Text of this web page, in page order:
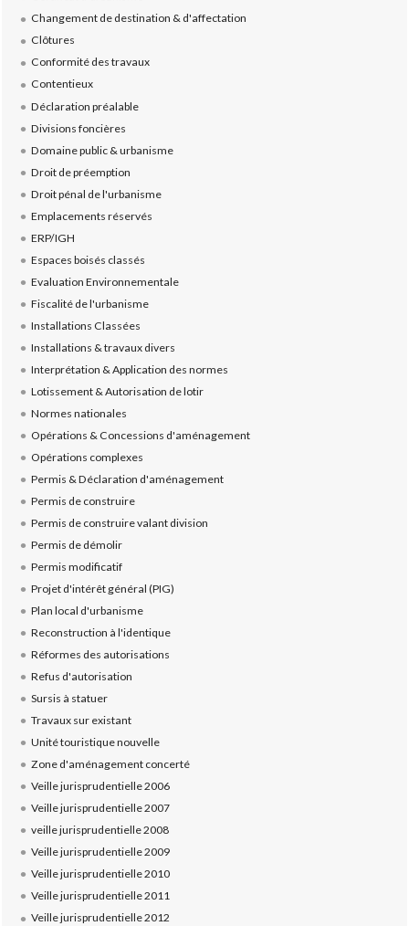
Changement de destination & d'affectation
Clôtures
Conformité des travaux
Contentieux
Déclaration préalable
Divisions foncières
Domaine public & urbanisme
Droit de préemption
Droit pénal de l'urbanisme
Emplacements réservés
ERP/IGH
Espaces boisés classés
Evaluation Environnementale
Fiscalité de l'urbanisme
Installations Classées
Installations & travaux divers
Interprétation & Application des normes
Lotissement & Autorisation de lotir
Normes nationales
Opérations & Concessions d'aménagement
Opérations complexes
Permis & Déclaration d'aménagement
Permis de construire
Permis de construire valant division
Permis de démolir
Permis modificatif
Projet d'intérêt général (PIG)
Plan local d'urbanisme
Reconstruction à l'identique
Réformes des autorisations
Refus d'autorisation
Sursis à statuer
Travaux sur existant
Unité touristique nouvelle
Zone d'aménagement concerté
Veille jurisprudentielle 2006
Veille jurisprudentielle 2007
veille jurisprudentielle 2008
Veille jurisprudentielle 2009
Veille jurisprudentielle 2010
Veille jurisprudentielle 2011
Veille jurisprudentielle 2012